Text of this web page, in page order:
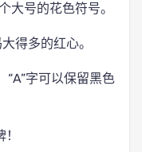
大号的花色符号。
得多的红心。
“A”字可以保留黑色